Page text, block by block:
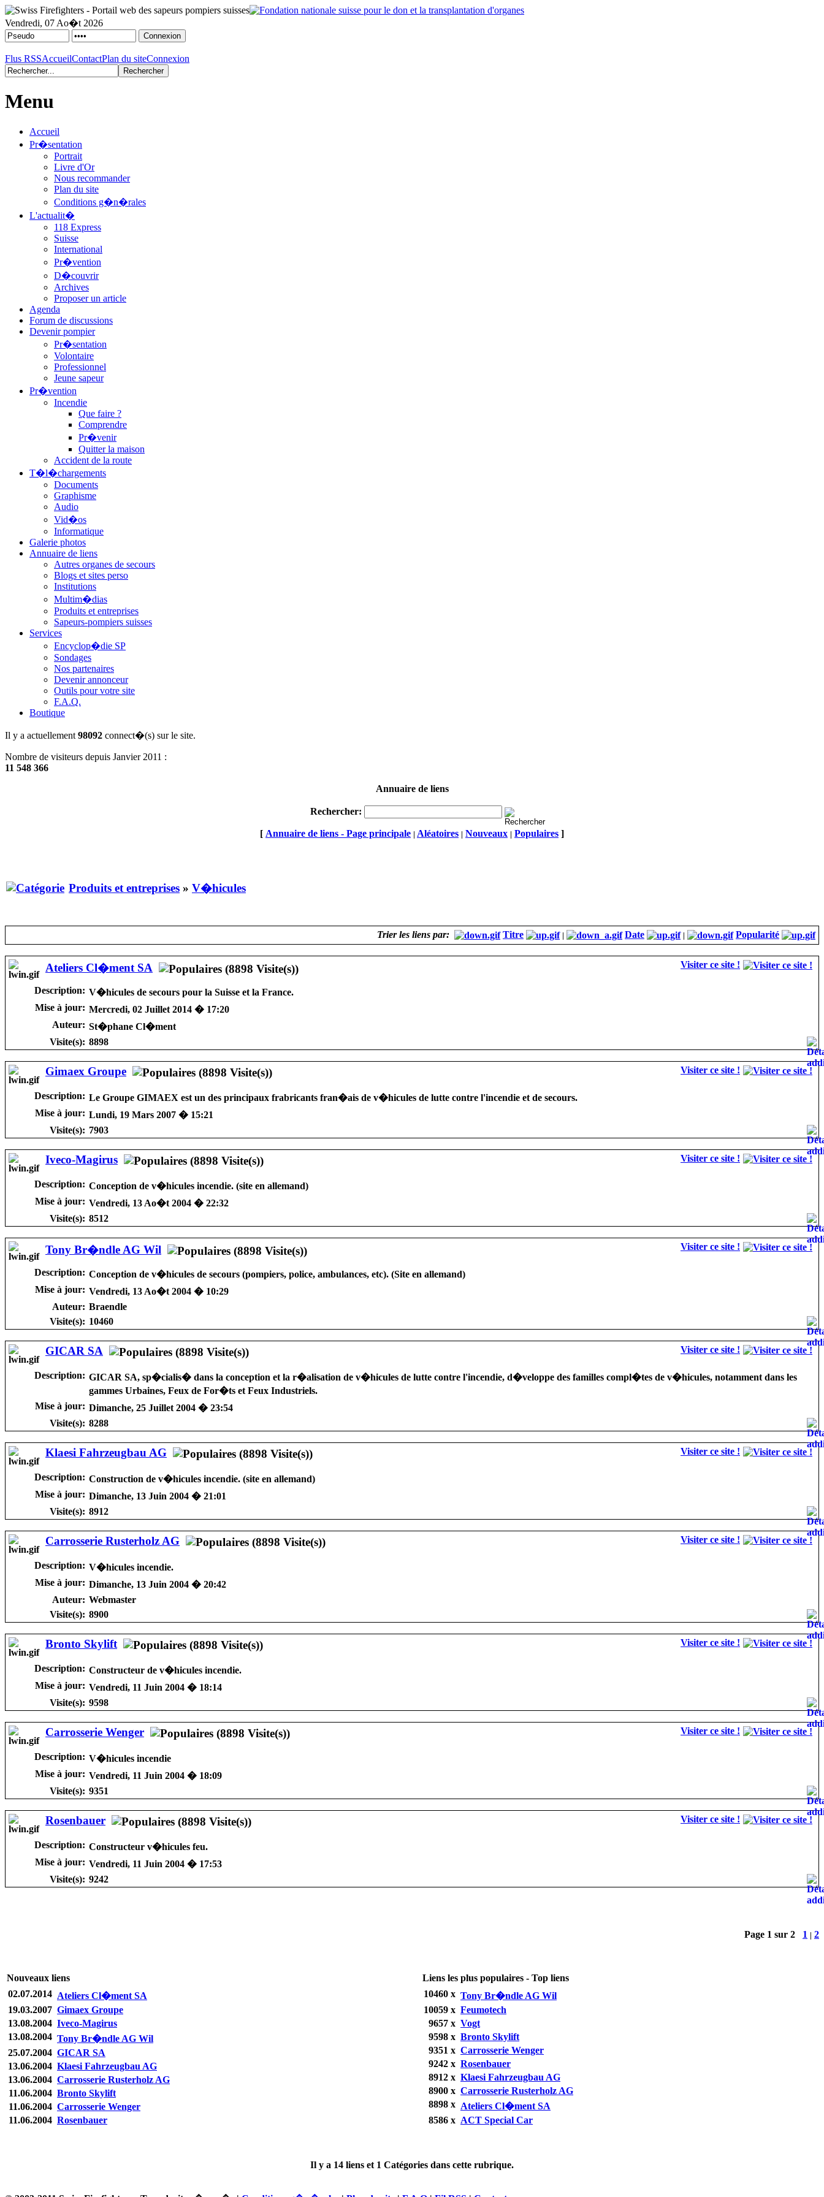
Vendredi, 07 Ao�t 2026
Flus RSSAccueilContactPlan du siteConnexion
Menu
Accueil
Pr�sentation
Portrait
Livre d'Or
Nous recommander
Plan du site
Conditions g�n�rales
L'actualit�
118 Express
Suisse
International
Pr�vention
D�couvrir
Archives
Proposer un article
Agenda
Forum de discussions
Devenir pompier
Pr�sentation
Volontaire
Professionnel
Jeune sapeur
Pr�vention
Incendie
Que faire ?
Comprendre
Pr�venir
Quitter la maison
Accident de la route
T�l�chargements
Documents
Graphisme
Audio
Vid�os
Informatique
Galerie photos
Annuaire de liens
Autres organes de secours
Blogs et sites perso
Institutions
Multim�dias
Produits et entreprises
Sapeurs-pompiers suisses
Services
Encyclop�die SP
Sondages
Nos partenaires
Devenir annonceur
Outils pour votre site
F.A.Q.
Boutique
Il y a actuellement 98092 connect�(s) sur le site.
Nombre de visiteurs depuis Janvier 2011 :
11 548 366
Annuaire de liens
Rechercher:
[ Annuaire de liens - Page principale | Aléatoires | Nouveaux | Populaires ]
Produits et entreprises » V�hicules
Trier les liens par: Titre | Date | Popularité
Ateliers Cl�ment SA Visiter ce site !
Description: V�hicules de secours pour la Suisse et la France.
Mise à jour: Mercredi, 02 Juillet 2014 � 17:20
Auteur: St�phane Cl�ment
Visite(s): 8898
Gimaex Groupe Visiter ce site !
Description: Le Groupe GIMAEX est un des principaux frabricants fran�ais de v�hicules de lutte contre l'incendie et de secours.
Mise à jour: Lundi, 19 Mars 2007 � 15:21
Visite(s): 7903
Iveco-Magirus Visiter ce site !
Description: Conception de v�hicules incendie. (site en allemand)
Mise à jour: Vendredi, 13 Ao�t 2004 � 22:32
Visite(s): 8512
Tony Br�ndle AG Wil Visiter ce site !
Description: Conception de v�hicules de secours (pompiers, police, ambulances, etc). (Site en allemand)
Mise à jour: Vendredi, 13 Ao�t 2004 � 10:29
Auteur: Braendle
Visite(s): 10460
GICAR SA Visiter ce site !
Description: GICAR SA, sp�cialis� dans la conception et la r�alisation de v�hicules de lutte contre l'incendie, d�veloppe des familles compl�tes de v�hicules, notamment dans les
gammes Urbaines, Feux de For�ts et Feux Industriels.
Mise à jour: Dimanche, 25 Juillet 2004 � 23:54
Visite(s): 8288
Klaesi Fahrzeugbau AG Visiter ce site !
Description: Construction de v�hicules incendie. (site en allemand)
Mise à jour: Dimanche, 13 Juin 2004 � 21:01
Visite(s): 8912
Carrosserie Rusterholz AG Visiter ce site !
Description: V�hicules incendie.
Mise à jour: Dimanche, 13 Juin 2004 � 20:42
Auteur: Webmaster
Visite(s): 8900
Bronto Skylift Visiter ce site !
Description: Constructeur de v�hicules incendie.
Mise à jour: Vendredi, 11 Juin 2004 � 18:14
Visite(s): 9598
Carrosserie Wenger Visiter ce site !
Description: V�hicules incendie
Mise à jour: Vendredi, 11 Juin 2004 � 18:09
Visite(s): 9351
Rosenbauer Visiter ce site !
Description: Constructeur v�hicules feu.
Mise à jour: Vendredi, 11 Juin 2004 � 17:53
Visite(s): 9242
Page 1 sur 2 1 | 2
Nouveaux liens
Liens les plus populaires - Top liens
02.07.2014 Ateliers Cl�ment SA
19.03.2007 Gimaex Groupe
13.08.2004 Iveco-Magirus
13.08.2004 Tony Br�ndle AG Wil
25.07.2004 GICAR SA
13.06.2004 Klaesi Fahrzeugbau AG
13.06.2004 Carrosserie Rusterholz AG
11.06.2004 Bronto Skylift
11.06.2004 Carrosserie Wenger
11.06.2004 Rosenbauer
10460 x Tony Br�ndle AG Wil
10059 x Feumotech
9657 x Vogt
9598 x Bronto Skylift
9351 x Carrosserie Wenger
9242 x Rosenbauer
8912 x Klaesi Fahrzeugbau AG
8900 x Carrosserie Rusterholz AG
8898 x Ateliers Cl�ment SA
8586 x ACT Special Car
Il y a 14 liens et 1 Catégories dans cette rubrique.